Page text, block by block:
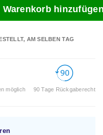
Warenkorb
AM SELBEN TAG
möglich 90 Tage Rückgaberecht